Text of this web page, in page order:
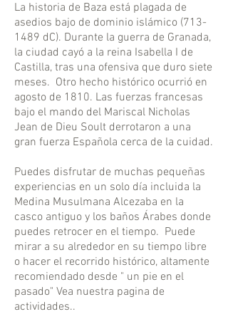
La historia de Baza está plagada de
asedios bajo de dominio islámico (713-
1489 dC). Durante la guerra de Granada,
la ciudad cayó a la reina Isabella I de
Castilla, tras una ofensiva que duro siete
meses. Otro hecho histórico ocurrió en
agosto de 1810. Las fuerzas francesas
bajo el mando del Mariscal Nicholas
Jean de Dieu Soult derrotaron a una
gran fuerza Española cerca de la cuidad.
Puedes disfrutar de muchas pequeñas
experiencias en un solo día incluida la
Medina Musulmana Alcezaba en la
casco antiguo y los baños Árabes donde
puedes retrocer en el tiempo. Puede
mirar a su alrededor en su tiempo libre
o hacer el recorrido histórico, altamente
recomiendado desde " un pie en el
pasado" Vea nuestra pagina de
actividades..